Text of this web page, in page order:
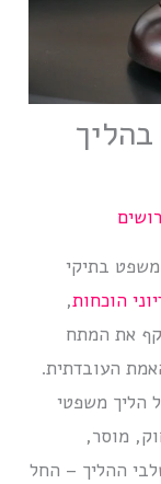
בתיקי
הוכחות,
את המתח
העובדתית.
הליך משפטי
מוסר,
ההליך – החל